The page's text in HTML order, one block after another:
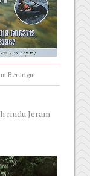
Berungut
rindu Jeram